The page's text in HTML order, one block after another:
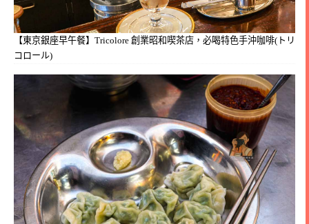
【東京銀座早午餐】Tricolore 創業昭和喫茶店，必喝特色手沖咖啡(トリ
コロール)